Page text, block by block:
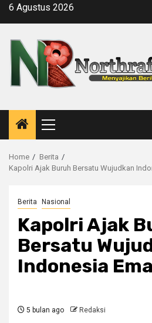
Skip6 Agustus 2026
Primary
Menu
Home
Berita
Kapolri Ajak Buruh Bersatu Wujudkan
Berita Nasional
Kapolri Ajak
Bersatu
Indonesia
5 bulan ago Redaksi